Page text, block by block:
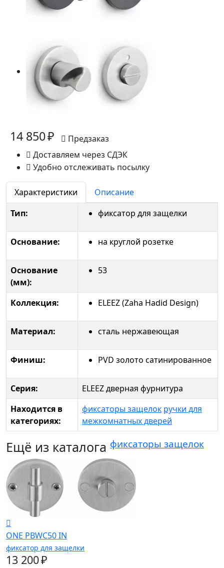
14 850 ₽
Предзаказ
Доставляем через СДЭК
Удобно отслеживать посылку
Характеристики
Описание
Тип:
фиксатор для защелки
Основание: на круглой розетке
Основание
(мм):
53
Коллекция: ELEEZ (Zaha Hadid Design)
Материал: сталь нержавеющая
Финиш: PVD золото сатинированное
Серия:
ELEEZ дверная фурнитура
Находится в
категориях:
фиксаторы защелок ручки для
межкомнатных дверей
Ещё из каталога фиксаторы защелок
ONE PBWC50 IN
фиксатор для защелки
13 200 ₽